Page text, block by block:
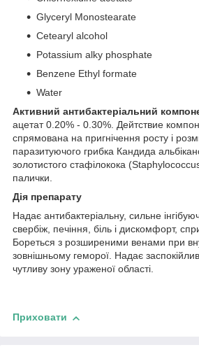
Glyceryl Monostearate
Cetearyl alcohol
Potassium alky phosphate
Benzene Ethyl formate
Water
Активний антибактеріальний
ацетат 0.20% - 0.30%. Дейтствие
спрямована на пригнічення росту і
паразитуючого грибка Кандида
золотистого стафілокока
палички.
Дія препарату
Надає антибактеріальну, сильне
свербіж, печіння, біль і дискомфорт,
Бореться з розширеними венами при
зовнішньому геморої. Надає
чутливу зону ураженої області.
Приховати